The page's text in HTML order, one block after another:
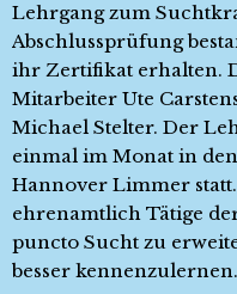
Lehrgang zum
Abschlussprüfung
ihr Zertifikat erhalten.
Mitarbeiter Ute
Michael Stelter. Der
einmal im Monat in
Hannover Limmer
ehrenamtlich Tätige
puncto Sucht zu
besser